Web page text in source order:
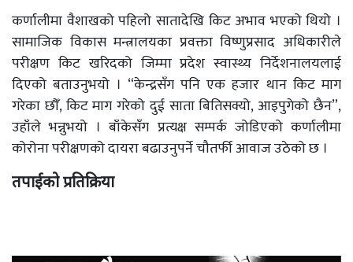
कर्णालीमा वैशाखको पहिलो सातादेखि किट अभाव भएको थियो ।
सामाजिक विकास मन्त्रालयका प्रवक्ता विष्णुप्रसाद अधिकारीले
परीक्षण किट खरिदको जिम्मा प्रदेश स्वास्थ्य निर्देशनालयलाई
दिएको बताउनुभयो । “केन्द्रसँग पनि एक हजार थान किट माग
गरेका छौँ, किट माग गरेको दुई साता बितिसक्यो, आइपुगेको छैन”,
उहाँले भन्नुभयो । बाँकेसँग प्रत्यक्ष सम्पर्क जोडिएको कर्णालीमा
कोरोना परीक्षणको दायरा बढाउनुपर्ने चौतर्फी आवाज उठेको छ ।
तपाईको प्रतिक्रिया